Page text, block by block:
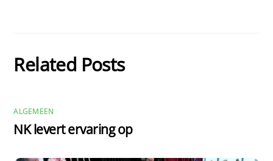
Related Posts
ALGEMEEN
NK levert ervaring op